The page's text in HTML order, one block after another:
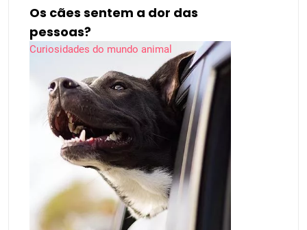
Os cães sentem a dor das
pessoas?
Curiosidades do mundo animal